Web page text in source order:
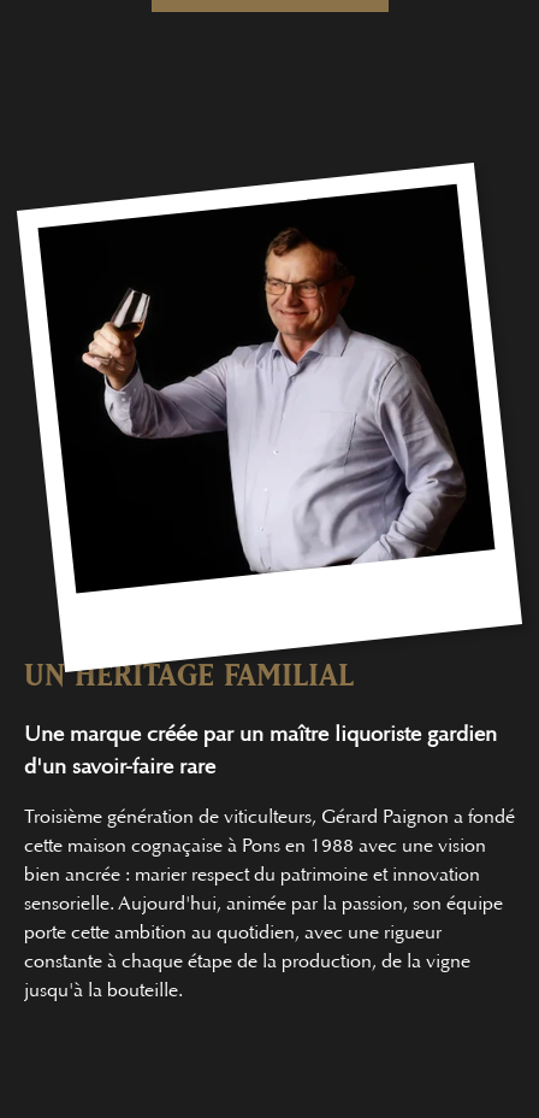
passionnés. Je recommande sans hésiter !
UN HÉRITAGE FAMILIAL
Une marque créée par un maître liquoriste gardien
d'un savoir-faire rare
Troisième génération de viticulteurs, Gérard Paignon a fondé
cette maison cognaçaise à Pons en 1988 avec une vision
bien ancrée : marier respect du patrimoine et innovation
sensorielle. Aujourd'hui, animée par la passion, son équipe
porte cette ambition au quotidien, avec une rigueur
constante à chaque étape de la production, de la vigne
jusqu'à la bouteille.